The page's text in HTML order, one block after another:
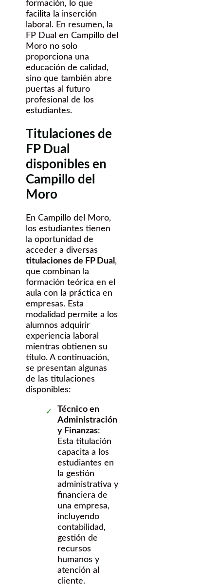
formación, lo que
facilita la inserción
laboral. En resumen, la
FP Dual en Campillo del
Moro no solo
proporciona una
educación de calidad,
sino que también abre
puertas al futuro
profesional de los
estudiantes.
Titulaciones de
FP Dual
disponibles en
Campillo del
Moro
En Campillo del Moro,
los estudiantes tienen
la oportunidad de
acceder a diversas
titulaciones de FP Dual ,
que combinan la
formación teórica en el
aula con la práctica en
empresas. Esta
modalidad permite a los
alumnos adquirir
experiencia laboral
mientras obtienen su
título. A continuación,
se presentan algunas
de las titulaciones
disponibles:
Técnico en
Administración
y Finanzas:
Esta titulación
capacita a los
estudiantes en
la gestión
administrativa y
financiera de
una empresa,
incluyendo
contabilidad,
gestión de
recursos
humanos y
atención al
cliente.